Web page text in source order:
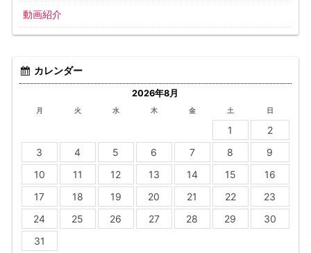
動画紹介
カレンダー
2026年8月
月 火 水 木 金 土 日
1
2
3
4 5 6 7 8
9
10
11 12 13 14 15
16
17
18 19 20 21 22
23
24
25 26 27 28 29
30
31